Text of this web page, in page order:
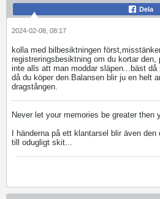
Dela
2024-02-08, 08:17
kolla med bilbesiktningen
registreringsbesiktning om du kortar den,
inte alls att man moddar släpen...bäst
då du köper den.Balansen blir ju en helt
dragstången.
Never let your memories be greater then
I händerna på ett klantarsel blir även
till odugligt skit...